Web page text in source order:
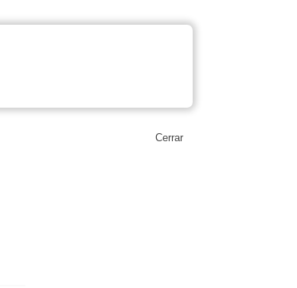
Cerrar